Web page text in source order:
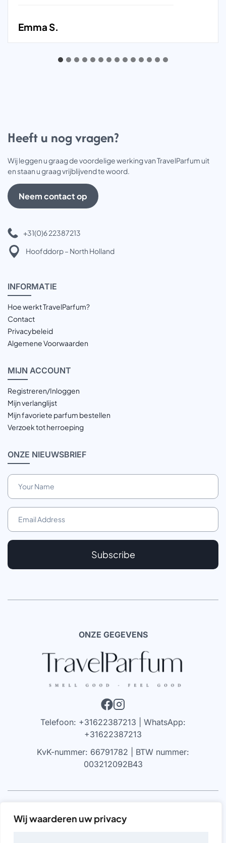
Wij waarderen uw privacy
Emma S.
Heeft u nog vragen?
Wij leggen u graag de voordelige werking van TravelParfum uit
en staan u graag vrijblijvend te woord.
Neem contact op
+31(0)6 22387213
Hoofddorp – North Holland
INFORMATIE
Hoe werkt TravelParfum?
Contact
Privacybeleid
Algemene Voorwaarden
MIJN ACCOUNT
Registreren/Inloggen
Mijn verlanglijst
Mijn favoriete parfum bestellen
Verzoek tot herroeping
ONZE NIEUWSBRIEF
Subscribe
ONZE GEGEVENS
Telefoon: +31622387213 | WhatsApp:
+31622387213
KvK-nummer: 66791782 | BTW nummer:
003212092B43
VRIJWARING